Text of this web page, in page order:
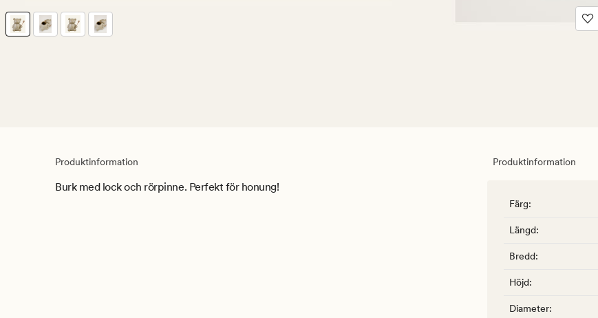
Produktinformation
Burk med lock och rörpinne. Perfekt för honung!
Produktinformation
Färg:
Längd:
Bredd:
Höjd:
Diameter: